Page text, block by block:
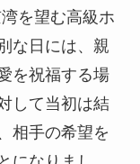
を望む高級ホ
な日には、親
を祝福する場
して当初は結
相手の希望を